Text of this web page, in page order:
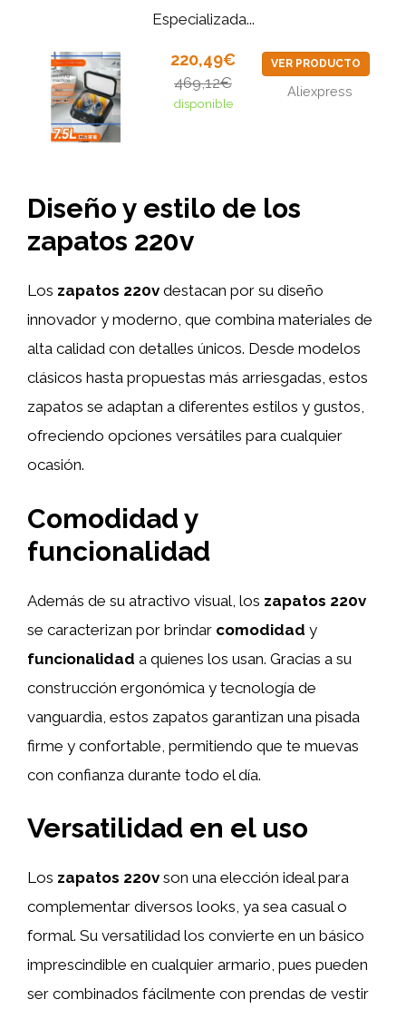
Especializada...
220,49€
469,12€
disponible
VER PRODUCTO
Aliexpress
Diseño y estilo de los
zapatos 220v
Los zapatos 220v destacan por su diseño
innovador y moderno, que combina materiales de
alta calidad con detalles únicos. Desde modelos
clásicos hasta propuestas más arriesgadas, estos
zapatos se adaptan a diferentes estilos y gustos,
ofreciendo opciones versátiles para cualquier
ocasión.
Comodidad y
funcionalidad
Además de su atractivo visual, los zapatos 220v
se caracterizan por brindar comodidad y
funcionalidad a quienes los usan. Gracias a su
construcción ergonómica y tecnología de
vanguardia, estos zapatos garantizan una pisada
firme y confortable, permitiendo que te muevas
con confianza durante todo el día.
Versatilidad en el uso
Los zapatos 220v son una elección ideal para
complementar diversos looks, ya sea casual o
formal. Su versatilidad los convierte en un básico
imprescindible en cualquier armario, pues pueden
ser combinados fácilmente con prendas de vestir